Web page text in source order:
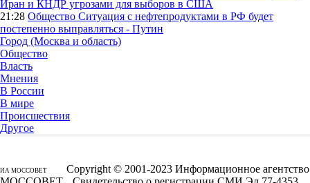
Иран и КНДР угрозами для выборов в США
21:28 Общество Ситуация с нефтепродуктами в РФ будет
постепенно выправляться - Путин
Город (Москва и область)
Общество
Власть
Мнения
В России
В мире
Происшествия
Другое
ИА МОССОВЕТ
Copyright © 2001-2023 Информационное агентство